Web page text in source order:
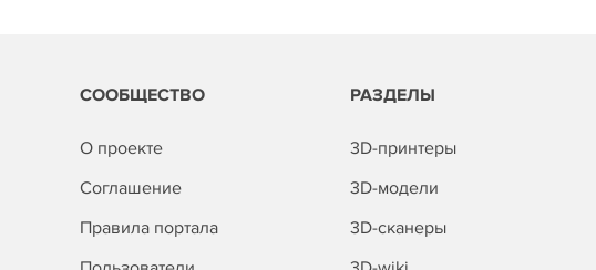
СООБЩЕСТВО
О проекте
Соглашение
Правила портала
РАЗДЕЛЫ
3D-принтеры
3D-модели
3D-сканеры